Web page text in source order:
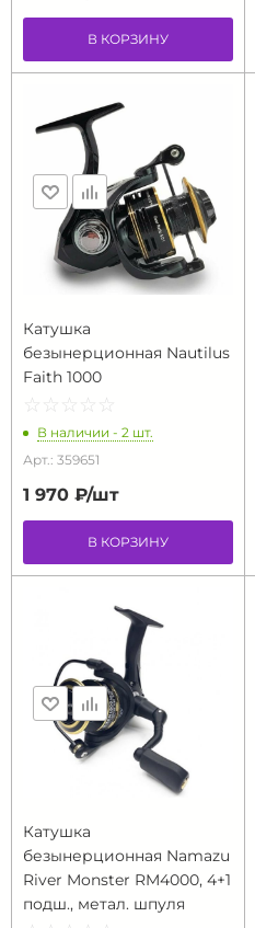
В КОРЗИНУ
Катушка
безынерционная Nautilus
Faith 1000
☆ ☆ ☆ ☆ ☆
★ ★ ★ ★ ★
В наличии - 2 шт.
Арт.: 359651
1 970 ₽/шт
В КОРЗИНУ
Катушка
безынерционная Namazu
River Monster RM4000, 4+1
подш., метал. шпуля